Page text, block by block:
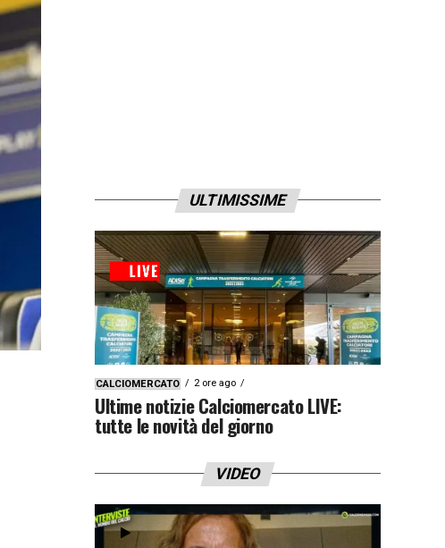
ULTIMISSIME
CALCIOMERCATO 2 ore ago
Ultime notizie Calciomercato LIVE:
tutte le novità del giorno
VIDEO